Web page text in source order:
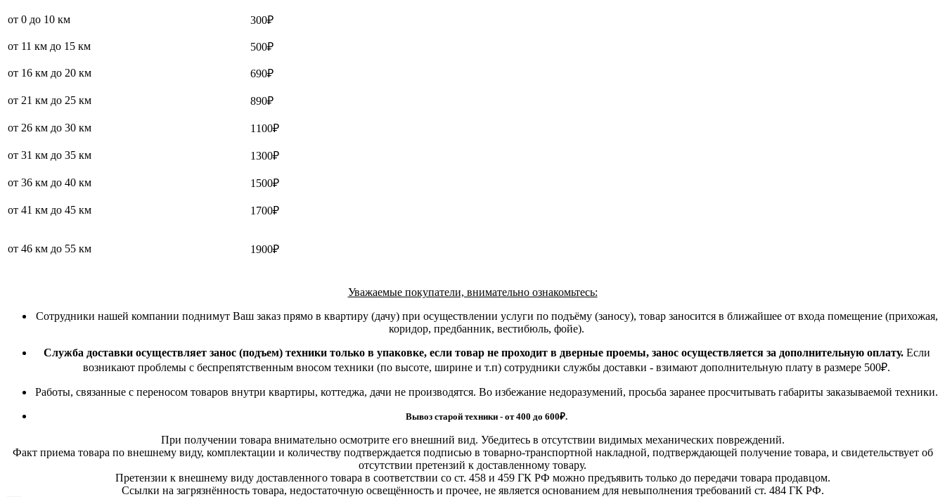
от 0 до 10 км 300₽
от 11 км до 15 км 500₽
от 16 км до 20 км 690₽
от 21 км до 25 км 890₽
от 26 км до 30 км 1100₽
от 31 км до 35 км 1300₽
от 36 км до 40 км 1500₽
от 41 км до 45 км 1700₽
от 46 км до 55 км 1900₽
Уважаемые покупатели, внимательно ознакомьтесь:
Сотрудники нашей компании поднимут Ваш заказ прямо в квартиру (дачу) при осуществлении услуги по подъёму (заносу), товар заносится в ближайшее от входа помещение (прихожая,
коридор, предбанник, вестибюль, фойе).
Служба доставки осуществляет занос (подъем) техники только в упаковке, если товар не проходит в дверные проемы, занос осуществляется за дополнительную оплату. Если
возникают проблемы с беспрепятственным вносом техники (по высоте, ширине и т.п) сотрудники службы доставки - взимают дополнительную плату в размере 500₽.
Работы, связанные с переносом товаров внутри квартиры, коттеджа, дачи не производятся. Во избежание недоразумений, просьба заранее просчитывать габариты заказываемой техники.
Вывоз старой техники - от 400 до 600₽.
При получении товара внимательно осмотрите его внешний вид. Убедитесь в отсутствии видимых механических повреждений.
Факт приема товара по внешнему виду, комплектации и количеству подтверждается подписью в товарно-транспортной накладной, подтверждающей получение товара, и свидетельствует об
отсутствии претензий к доставленному товару.
Претензии к внешнему виду доставленного товара в соответствии со ст. 458 и 459 ГК РФ можно предъявить только до передачи товара продавцом.
Ссылки на загрязнённость товара, недостаточную освещённость и прочее, не является основанием для невыполнения требований ст. 484 ГК РФ.